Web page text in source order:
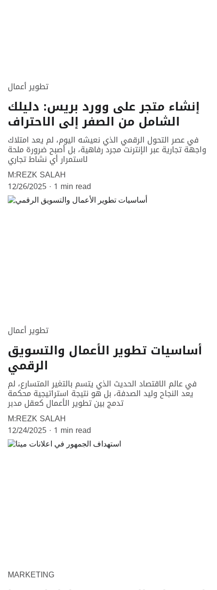
تطوير أعمال
إنشاء متجر على وورد بريس: دليلك
الشامل من الصفر إلى الاحتراف
في عصر التحول الرقمي الذي نعيشه اليوم، لم يعد امتلاك
واجهة تجارية عبر الإنترنت مجرد رفاهية، بل أصبح ضرورة ملحة
لاستمرار أي نشاط تجاري
M:REZK SALAH
12/26/2025 1 min read
تطوير أعمال
أساسيات تطوير الأعمال والتسويق
الرقمي
في عالم الاقتصاد الحديث الذي يتسم بالتغير المتسارع، لم
يعد النجاح وليد الصدفة، بل هو نتيجة استراتيجية محكمة
تدمج بين تطوير الأعمال كعقل مدبر
M:REZK SALAH
12/24/2025 1 min read
MARKETING